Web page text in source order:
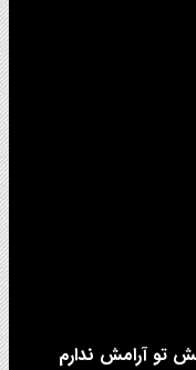
تو آرامش ندارم